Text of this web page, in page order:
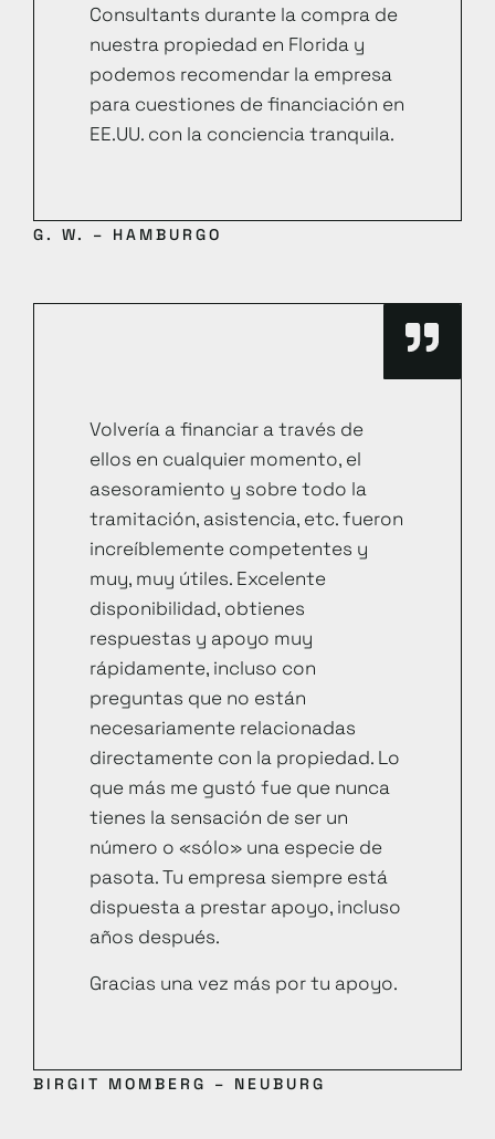
Consultants durante la compra de
nuestra propiedad en Florida y
podemos recomendar la empresa
para cuestiones de financiación en
EE.UU. con la conciencia tranquila.
G. W. – HAMBURGO
Volvería a financiar a través de
ellos en cualquier momento, el
asesoramiento y sobre todo la
tramitación, asistencia, etc. fueron
increíblemente competentes y
muy, muy útiles. Excelente
disponibilidad, obtienes
respuestas y apoyo muy
rápidamente, incluso con
preguntas que no están
necesariamente relacionadas
directamente con la propiedad. Lo
que más me gustó fue que nunca
tienes la sensación de ser un
número o «sólo» una especie de
pasota. Tu empresa siempre está
dispuesta a prestar apoyo, incluso
años después.
Gracias una vez más por tu apoyo.
BIRGIT MOMBERG – NEUBURG